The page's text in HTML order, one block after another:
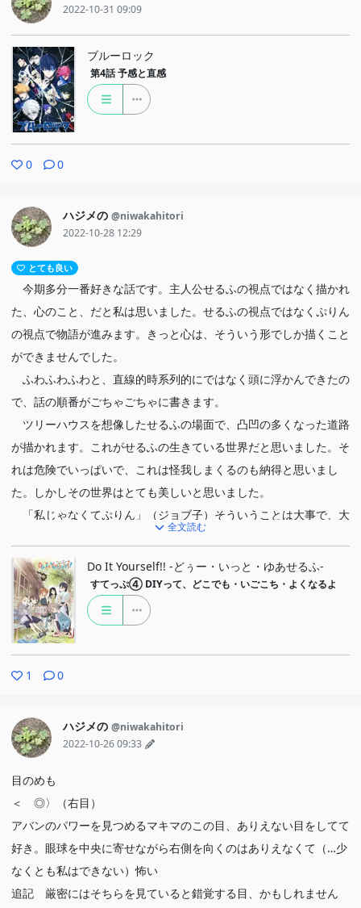
2022-10-31 09:09
ブルーロック
第4話 予感と直感
0 0
ハジメの @niwakahitori
2022-10-28 12:29
とても良い
今期多分一番好きな話です。主人公せるふの視点ではなく描かれ
た、心のこと、だと私は思いました。せるふの視点ではなくぷりん
の視点で物語が進みます。きっと心は、そういう形でしか描くこと
ができませんでした。
ふわふわふわと、直線的時系列的にではなく頭に浮かんできたの
で、話の順番がごちゃごちゃに書きます。
ツリーハウスを想像したせるふの場面で、凸凹の多くなった道路
が描かれます。これがせるふの生きている世界だと思いました。そ
れは危険でいっぱいで、これは怪我しまくるのも納得と思いまし
た。しかしその世界はとても美しいと思いました。
「私じゃなくてぷりん」（ジョブ子）そういうことは大事で、大
難しいです。いつの回でしたか、「DIY」をせるふが繰り返し言っ
て、いろんな人からいろんな答えが返ってきたように、今回「ツリ
ーハウス」をみんながおうむ返ししたように、そういうなかで考え
は生まれると思っています。しかしそういう誰のものかという仕切
その仕切りを作り直す、超える、越境する。そういう回だったと思
て大事だとも思います）。なんでお風呂に入れようとするのか、そ
ういう境界を取り去ってほしいというAIの願いだったような気がし
な有名人でしたが、そういう仕切りは元々は意味はありません。ジ
ョブ子はひとりぼっちのこどもです。
ぷりんは母からの伝言に寂しいと言えません。誰かと一緒にいた
いと口に出すことができません。「子供か」とすぐ寝つくジョブ子
に言っていて、ぷりんも子供でした（流れとずれる気がしますが、
しかしせるふのお母さんにはちょっとホラー味を感じます）。「一
全文読む
Do It Yourself!! -どぅー・いっと・ゆあせるふ-
すてっぷ④ DIYって、どこでも・いごこち・よくなるよ
1 0
ハジメの @niwakahitori
2022-10-26 09:33
目のめも
＜ ◎〉（右目）
アバンのパワーを見つめるマキマのこの目、ありえない目をしてて
好き。眼球を中央に寄せながら右側を向くのはありえなくて（…少
なくとも私はできない）怖い
追記 厳密にはそちらを見ていると錯覚する目、かもしれません